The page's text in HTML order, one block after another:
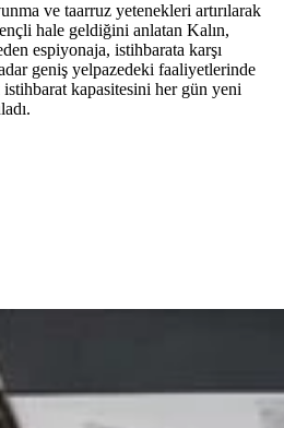
ve taarruz yetenekleri artırılarak
hale geldiğini anlatan Kalın,
espiyonaja, istihbarata karşı
geniş yelpazedeki faaliyetlerinde
kapasitesini her gün yeni